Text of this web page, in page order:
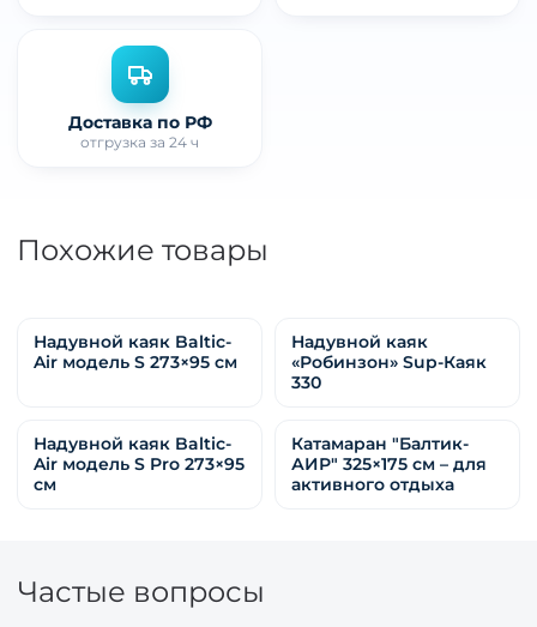
Доставка по РФ
отгрузка за 24 ч
Похожие товары
Надувной каяк Baltic-
Air модель S 273×95 см
Надувной каяк
«Робинзон» Sup-Каяк
330
Надувной каяк Baltic-
Air модель S Pro 273×95
см
Катамаран "Балтик-
АИР" 325×175 см – для
активного отдыха
Частые вопросы